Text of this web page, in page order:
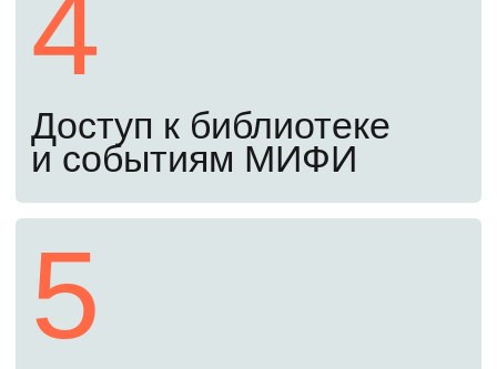
Заключите договор и оплатите
обучение
Оставьте заявку сейчас, чтобы получить
примеры заданий прошлых лет. С ними
вы заранее узнаете структуру экзамена
Убедитесь, что вы в конкурсных списках,
подпишите договор и оплатите обучение
До 26 августа